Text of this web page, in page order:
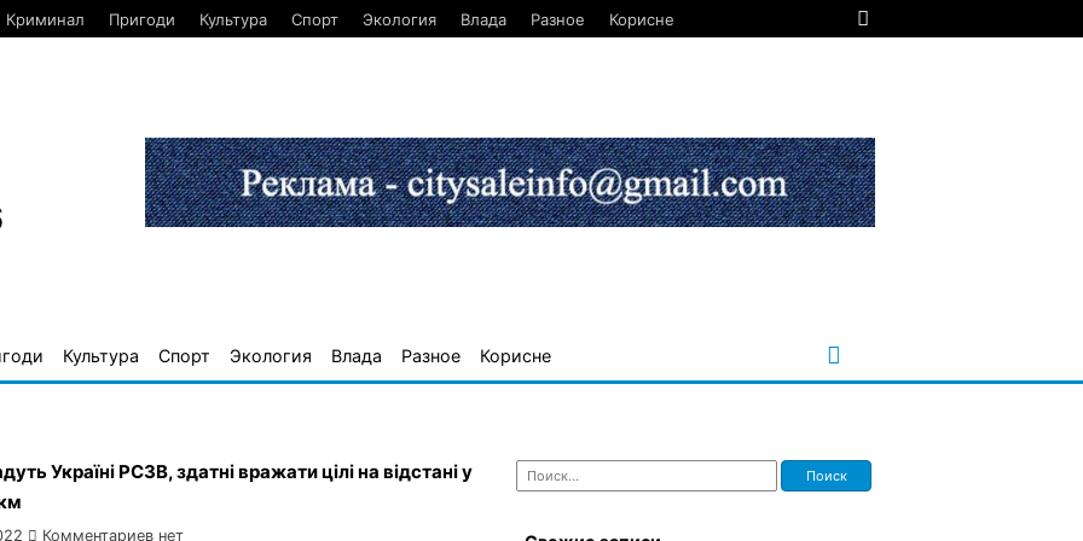
Криминал Пригоди Культура Спорт Экология Влада Разное Корисне
Культура Спорт Экология Влада Разное Корисне
Україні РСЗВ, здатні вражати цілі на відстані у
Комментариев нет
Найти: